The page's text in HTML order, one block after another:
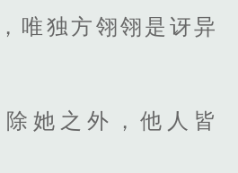
唯独方翎翎是讶异
她之外，他人皆